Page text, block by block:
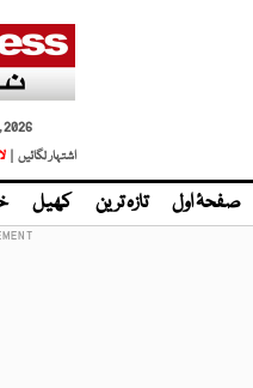
2026
اشتہار لگائیں |
صفحۂ اول تازہ ترین کھیل